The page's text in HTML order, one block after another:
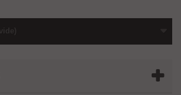
(vide)